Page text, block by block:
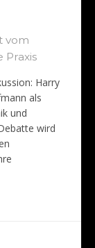
vom
Praxis
Harry
als
und
wird